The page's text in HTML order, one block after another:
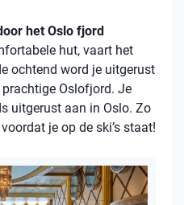
het Oslo fjord
hut, vaart het
ochtend word je uitgerust
Oslofjord. Je
uitgerust aan in Oslo. Zo
je op de ski’s staat!